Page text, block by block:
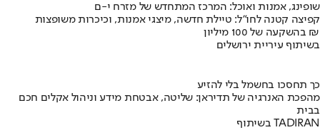
שופינג, אמנות ואוכל: המרכז המתחדש של מזרח י-ם
קפיצה קטנה לחו"ל: טיילת חדשה, מיצגי אמנות, וכיכרות משופצות
בהשקעה של 100 מיליון ₪
בשיתוף עיריית ירושלים
כך תחסכו בחשמל בלי להזיע
מהפכת האנרגיה של תדיראן: שליטה, אבטחת מידע וניהול אקלים חכם
בבית
בשיתוף TADIRAN